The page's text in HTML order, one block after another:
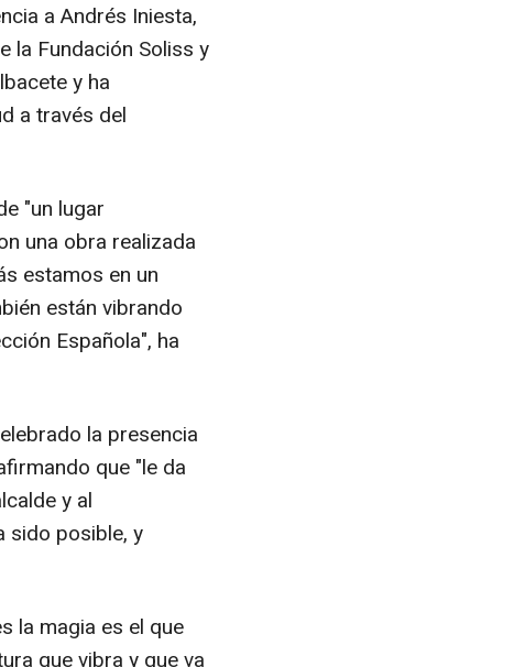
a Andrés Iniesta,
la Fundación Soliss y
y ha
a través del
"un lugar
una obra realizada
estamos en un
están vibrando
Española", ha
la presencia
que "le da
y al
sido posible, y
la magia es el que
que vibra y que va